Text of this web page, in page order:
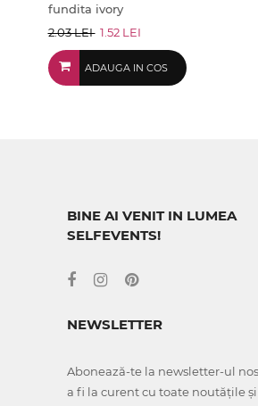
fundita ivory
2.03 LEI 1.52 LEI
ADAUGA IN COS
BINE AI VENIT IN LUMEA
SELFEVENTS!
NEWSLETTER
Abonează-te la newsletter-ul
a fi la curent cu toate noutățile și